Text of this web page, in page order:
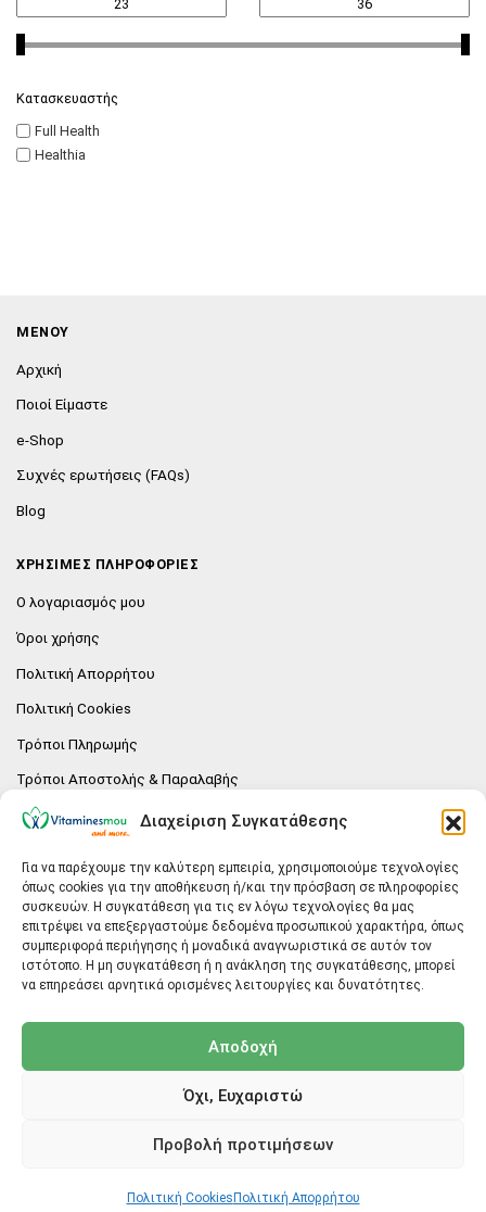
Διαχείριση Συγκατάθεσης
Για να παρέχουμε την καλύτερη εμπειρία, χρησιμοποιούμε τεχνολογίες
όπως cookies για την αποθήκευση ή/και την πρόσβαση σε πληροφορίες
συσκευών. Η συγκατάθεση για τις εν λόγω τεχνολογίες θα μας
επιτρέψει να επεξεργαστούμε δεδομένα προσωπικού χαρακτήρα, όπως
συμπεριφορά περιήγησης ή μοναδικά αναγνωριστικά σε αυτόν τον
ιστότοπο. Η μη συγκατάθεση ή η ανάκληση της συγκατάθεσης, μπορεί
να επηρεάσει αρνητικά ορισμένες λειτουργίες και δυνατότητες.
Αποδοχή
Όχι, Ευχαριστώ
Προβολή προτιμήσεων
Πολιτική Cookies Πολιτική Απορρήτου
Κατασκευαστής
Full Health
Healthia
ΜΕΝΟΥ
Αρχική
Ποιοί Είμαστε
e-Shop
Συχνές ερωτήσεις (FAQs)
Blog
ΧΡΗΣΙΜΕΣ ΠΛΗΡΟΦΟΡΙΕΣ
Ο λογαριασμός μου
Όροι χρήσης
Πολιτική Απορρήτου
Πολιτική Cookies
Τρόποι Πληρωμής
Τρόποι Αποστολής & Παραλαβής
Πολιτική επιστροφών
E-SHOP
Vitaminesmou.gr.
Άγιος Δημήτριος T.K.17236
Αττική
Copyright ©2026 Vitaminesmou.gr
Back to top